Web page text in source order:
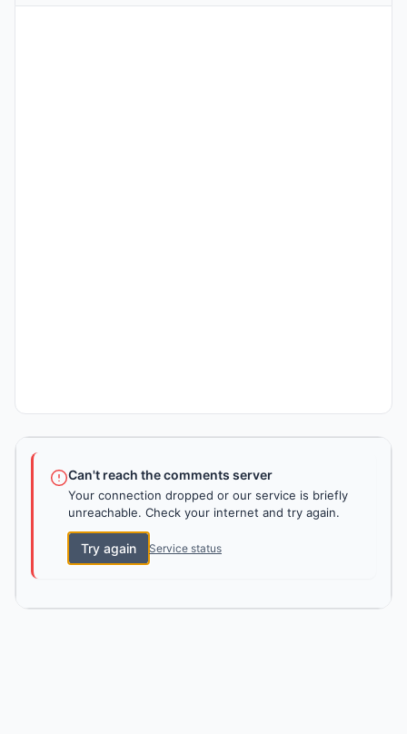
Can't reach the comments server
Your connection dropped or our service is briefly
unreachable. Check your internet and try again.
Try again Service status